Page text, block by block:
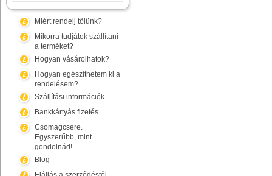
Miért rendelj tőlünk?
Mikorra tudjátok szállítani
a terméket?
Hogyan vásárolhatok?
Hogyan egészíthetem ki a
rendelésem?
Szállítási információk
Bankkártyás fizetés
Csomagcsere.
Egyszerűbb, mint
gondolnád!
Blog